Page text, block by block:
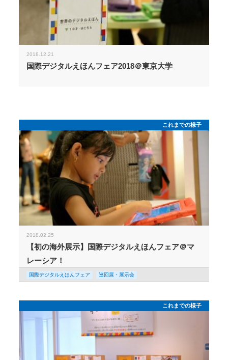
2018.12.21
国際デジタルえほんフェア2018＠東京大学
これまでの様子
2018.02.25
【初の海外展示】国際デジタルえほんフェア＠マ
レーシア！
国際デジタルえほんフェア 巡回展・展示会
これまでの様子